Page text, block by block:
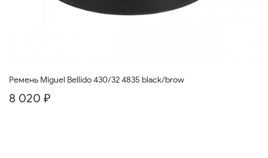
Ремень Miguel Bellido 430/32 4835 black/brow
8 020 ₽